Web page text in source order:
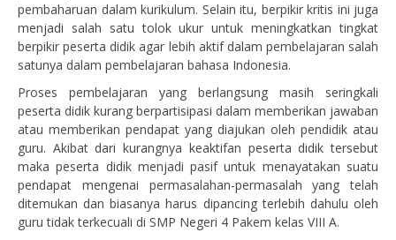
pembaharuan dalam kurikulum. Selain itu, berpikir kritis ini juga
menjadi salah satu tolok ukur untuk meningkatkan tingkat
berpikir peserta didik agar lebih aktif dalam pembelajaran salah
satunya dalam pembelajaran bahasa Indonesia.
Proses pembelajaran yang berlangsung masih seringkali
peserta didik kurang berpartisipasi dalam memberikan jawaban
atau memberikan pendapat yang diajukan oleh pendidik atau
guru. Akibat dari kurangnya keaktifan peserta didik tersebut
maka peserta didik menjadi pasif untuk menayatakan suatu
pendapat mengenai permasalahan-permasalah yang telah
ditemukan dan biasanya harus dipancing terlebih dahulu oleh
guru tidak terkecuali di SMP Negeri 4 Pakem kelas VIII A.